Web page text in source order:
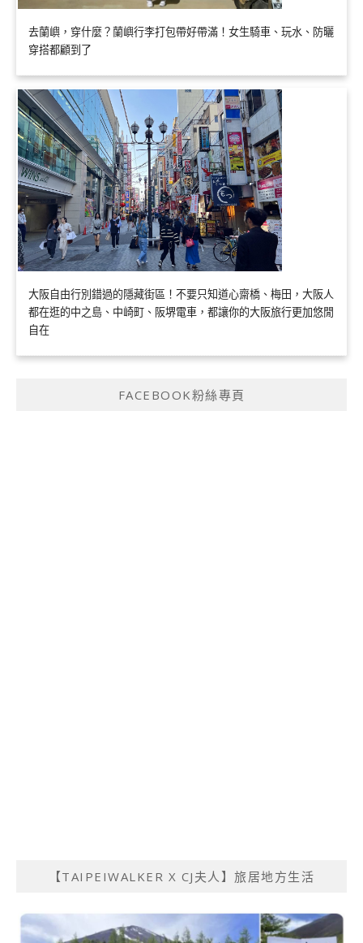
去蘭嶼，穿什麼？蘭嶼行李打包帶好帶滿！女生騎車、玩水、防曬
穿搭都顧到了
大阪自由行別錯過的隱藏街區！不要只知道心齋橋、梅田，大阪人
都在逛的中之島、中崎町、阪堺電車，都讓你的大阪旅行更加悠閒
自在
FACEBOOK粉絲專頁
【TAIPEIWALKER X CJ夫人】旅居地方生活